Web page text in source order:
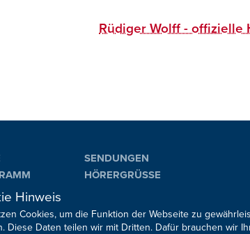
Rüdiger Wolff - offizielle
SENDUNGEN
HÖRERGRÜSSE
Hinweis
Cookies, um die Funktion der Webseite zu
Diese Daten teilen wir mit Dritten. Dafür brauchen wir